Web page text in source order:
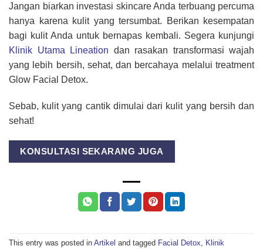
Jangan biarkan investasi skincare Anda terbuang percuma
hanya karena kulit yang tersumbat. Berikan kesempatan
bagi kulit Anda untuk bernapas kembali. Segera kunjungi
Klinik Utama Lineation dan rasakan transformasi wajah
yang lebih bersih, sehat, dan bercahaya melalui treatment
Glow Facial Detox.
Sebab, kulit yang cantik dimulai dari kulit yang bersih dan
sehat!
KONSULTASI SEKARANG JUGA
This entry was posted in Artikel and tagged Facial Detox, Klinik